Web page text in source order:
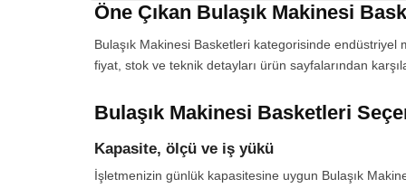
Öne Çıkan Bulaşık Makinesi
Bulaşık Makinesi Basketleri kategorisinde
fiyat, stok ve teknik detayları ürün sayfalarından
Bulaşık Makinesi Basketleri
Kapasite, ölçü ve iş yükü
İşletmenizin günlük kapasitesine uygun Bulaşık